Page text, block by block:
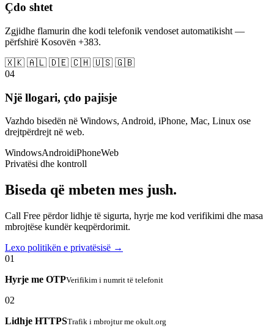
Çdo shtet
Zgjidhe flamurin dhe kodi telefonik vendoset automatikisht —
përfshirë Kosovën +383.
🇽🇰 🇦🇱 🇩🇪 🇨🇭 🇺🇸 🇬🇧
04
Një llogari, çdo pajisje
Vazhdo bisedën në Windows, Android, iPhone, Mac, Linux ose
drejtpërdrejt në web.
WindowsAndroidiPhoneWeb
Privatësi dhe kontroll
Biseda që mbeten mes jush.
Call Free përdor lidhje të sigurta, hyrje me kod verifikimi dhe masa
mbrojtëse kundër keqpërdorimit.
Lexo politikën e privatësisë →
01
Hyrje me OTPVerifikim i numrit të telefonit
02
Lidhje HTTPSTrafik i mbrojtur me okult.org